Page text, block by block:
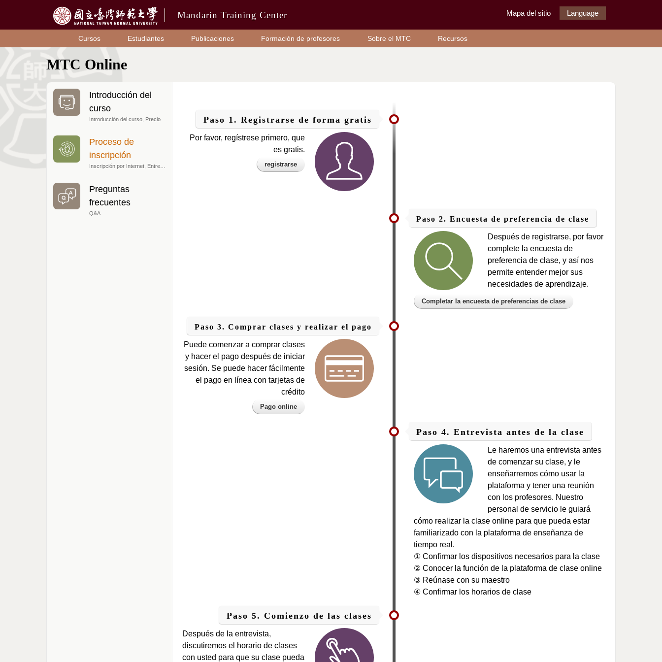
Mandarin Training Center Mapa del sitio Language
Cursos Estudiantes Publicaciones Formación de profesores Sobre el MTC Recursos
MTC Online
Introducción del
curso
Introducción del curso, Precio
Proceso de
inscripción
Inscripción por Internet, Entrevista previa al curso, Fijar el curso
Preguntas
frecuentes
Q&A
Paso 1. Registrarse de forma gratis
Por favor, regístrese primero, que
es gratis.
registrarse
Paso 2. Encuesta de preferencia de clase
Después de registrarse, por favor
complete la encuesta de
preferencia de clase, y así nos
permite entender mejor sus
necesidades de aprendizaje.
Completar la encuesta de preferencias de clase
Paso 3. Comprar clases y realizar el pago
Puede comenzar a comprar clases
y hacer el pago después de iniciar
sesión. Se puede hacer fácilmente
el pago en línea con tarjetas de
crédito
Pago online
Paso 4. Entrevista antes de la clase
Le haremos una entrevista antes
de comenzar su clase, y le
enseñarremos cómo usar la
plataforma y tener una reunión
con los profesores. Nuestro
personal de servicio le guiará
cómo realizar la clase online para que pueda estar
familiarizado con la plataforma de enseñanza de
tiempo real.
① Confirmar los dispositivos necesarios para la clase
② Conocer la función de la plataforma de clase online
③ Reúnase con su maestro
④ Confirmar los horarios de clase
Paso 5. Comienzo de las clases
Después de la entrevista,
discutiremos el horario de clases
con usted para que su clase pueda